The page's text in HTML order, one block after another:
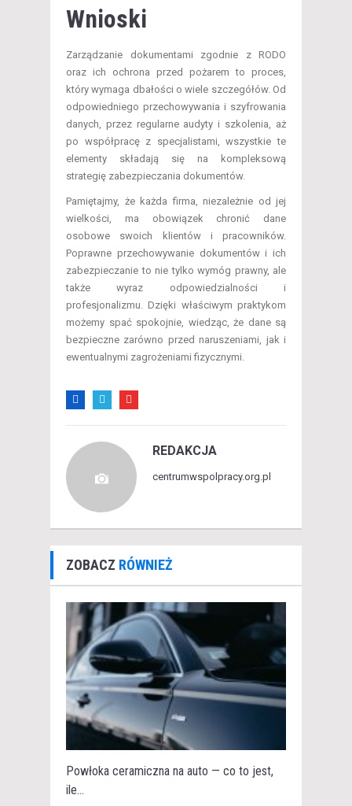
Wnioski
Zarządzanie dokumentami zgodnie z RODO
oraz ich ochrona przed pożarem to proces,
który wymaga dbałości o wiele szczegółów. Od
odpowiedniego przechowywania i szyfrowania
danych, przez regularne audyty i szkolenia, aż
po współpracę z specjalistami, wszystkie te
elementy składają się na kompleksową
strategię zabezpieczania dokumentów.
Pamiętajmy, że każda firma, niezależnie od jej
wielkości, ma obowiązek chronić dane
osobowe swoich klientów i pracowników.
Poprawne przechowywanie dokumentów i ich
zabezpieczanie to nie tylko wymóg prawny, ale
także wyraz odpowiedzialności i
profesjonalizmu. Dzięki właściwym praktykom
możemy spać spokojnie, wiedząc, że dane są
bezpieczne zarówno przed naruszeniami, jak i
ewentualnymi zagrożeniami fizycznymi.
REDAKCJA
centrumwspolpracy.org.pl
ZOBACZ RÓWNIEŻ
Powłoka ceramiczna na auto — co to jest,
ile...